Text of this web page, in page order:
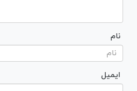
نام
ایمیل